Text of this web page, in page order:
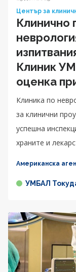
Център за
Клинично
Клиник
оценка
Клиника по
за клинични
успешна
храните и
Американска
УМБАЛ